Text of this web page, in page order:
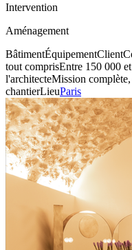
Intervention
Aménagement
BâtimentÉquipementClient
tout comprisEntre 150 000
l'architecteMission
chantierLieuParis